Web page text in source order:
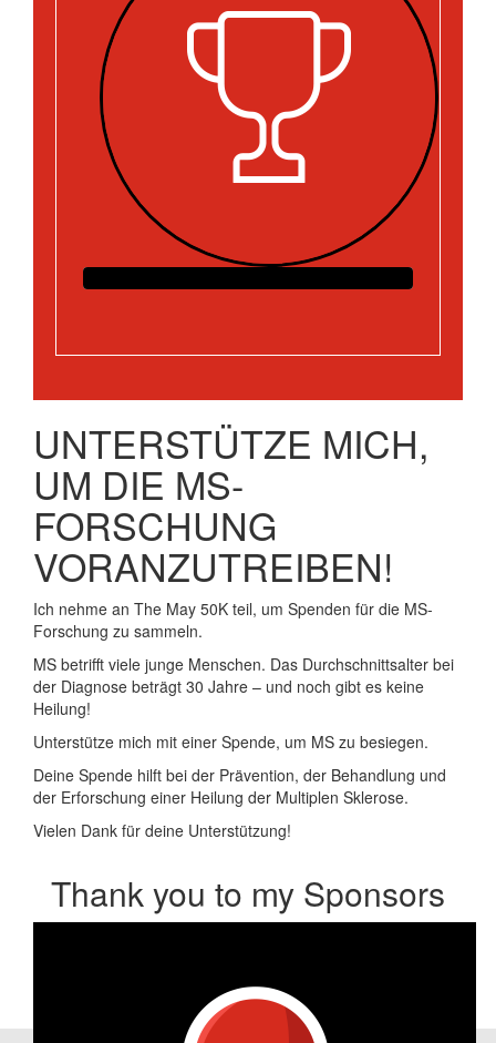
UNTERSTÜTZE MICH,
UM DIE MS-
FORSCHUNG
VORANZUTREIBEN!
Ich nehme an The May 50K teil, um Spenden für die MS-
Forschung zu sammeln.
MS betrifft viele junge Menschen. Das Durchschnittsalter bei
der Diagnose beträgt 30 Jahre – und noch gibt es keine
Heilung!
Unterstütze mich mit einer Spende, um MS zu besiegen.
Deine Spende hilft bei der Prävention, der Behandlung und
der Erforschung einer Heilung der Multiplen Sklerose.
Vielen Dank für deine Unterstützung!
Thank you to my Sponsors